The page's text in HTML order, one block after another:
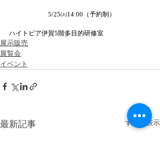
5/25㈯14:00（予約制）
ハイトピア伊賀5階多目的研修室
展示販売
展覧会
イベント
最新記事 すべて表示